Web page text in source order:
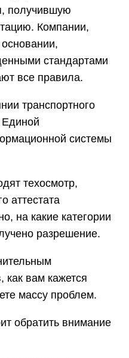
получившую
Компании,
стандартами
все правила.
транспортного
Единой
системы
техосмотр,
аттестата
на какие категории
разрешение.
как вам кажется
массу проблем.
обратить внимание